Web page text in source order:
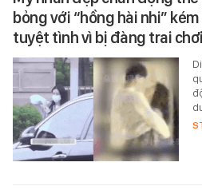
bỏng với “hồng hài nhi”
tuyệt tình vì bị đàng trai